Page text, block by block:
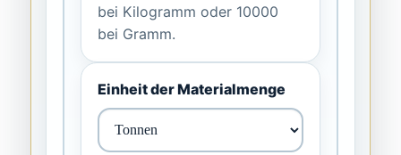
bei Kilogramm oder 10000
bei Gramm.
Einheit der Materialmenge